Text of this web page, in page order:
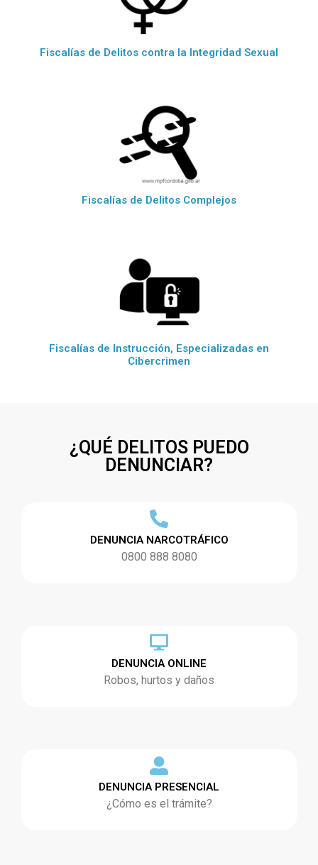
Fiscalías de Delitos contra la Integridad Sexual
Fiscalías de Delitos Complejos
Fiscalías de Instrucción, Especializadas en
Cibercrimen
¿QUÉ DELITOS PUEDO
DENUNCIAR?
DENUNCIA NARCOTRÁFICO
0800 888 8080
DENUNCIA ONLINE
Robos, hurtos y daños
DENUNCIA PRESENCIAL
¿Cómo es el trámite?